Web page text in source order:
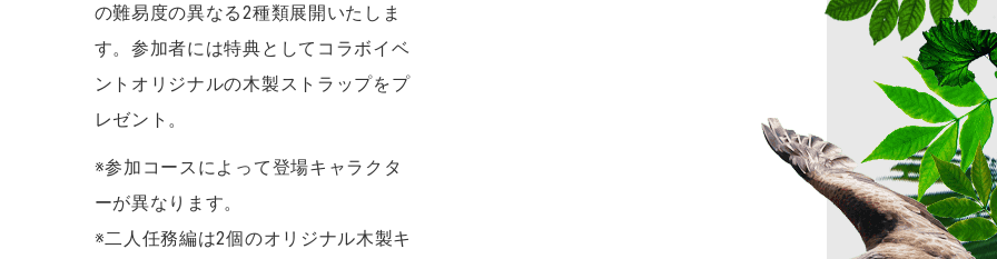
の難易度の異なる2種類展開いたしま
す。参加者には特典としてコラボイベ
ントオリジナルの木製ストラップをプ
レゼント。
※参加コースによって登場キャラクタ
ーが異なります。
※二人任務編は2個のオリジナル木製キ